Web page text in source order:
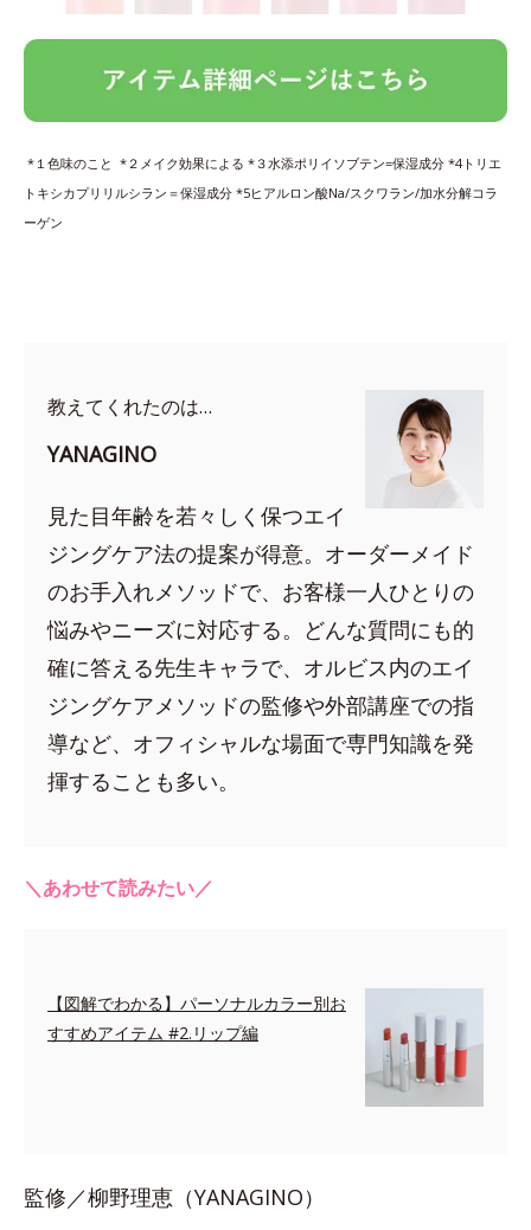
*１色味のこと *２メイク効果による *３水添ポリイソブテン=保湿成分 *4トリエ
トキシカプリリルシラン＝保湿成分 *5ヒアルロン酸Na/スクワラン/加水分解コラ
ーゲン
教えてくれたのは…
YANAGINO
見た目年齢を若々しく保つエイ
ジングケア法の提案が得意。オーダーメイド
のお手入れメソッドで、お客様一人ひとりの
悩みやニーズに対応する。どんな質問にも的
確に答える先生キャラで、オルビス内のエイ
ジングケアメソッドの監修や外部講座での指
導など、オフィシャルな場面で専門知識を発
揮することも多い。
＼あわせて読みたい／
【図解でわかる】パーソナルカラー別お
すすめアイテム #2.リップ編
監修／柳野理恵（YANAGINO）